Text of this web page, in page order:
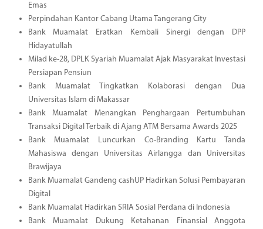
Emas
Perpindahan Kantor Cabang Utama Tangerang City
Bank Muamalat Eratkan Kembali Sinergi dengan DPP
Hidayatullah
Milad ke-28, DPLK Syariah Muamalat Ajak Masyarakat Investasi
Persiapan Pensiun
Bank Muamalat Tingkatkan Kolaborasi dengan Dua
Universitas Islam di Makassar
Bank Muamalat Menangkan Penghargaan Pertumbuhan
Transaksi Digital Terbaik di Ajang ATM Bersama Awards 2025
Bank Muamalat Luncurkan Co-Branding Kartu Tanda
Mahasiswa dengan Universitas Airlangga dan Universitas
Brawijaya
Bank Muamalat Gandeng cashUP Hadirkan Solusi Pembayaran
Digital
Bank Muamalat Hadirkan SRIA Sosial Perdana di Indonesia
Bank Muamalat Dukung Ketahanan Finansial Anggota